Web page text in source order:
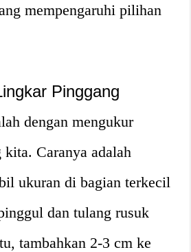
mempengaruhi pilihan
Pinggang
dengan mengukur
Caranya adalah
ukuran di bagian terkecil
dan tulang rusuk
tambahkan 2-3 cm ke